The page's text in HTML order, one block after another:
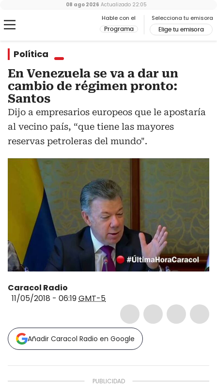
Hable con el
Programa
Selecciona tu emisora
Elige tu emisora
08 ago 2026 Actualizado 22:05
Política
En Venezuela se va a dar un
cambio de régimen pronto:
Santos
Dijo a empresarios europeos que le apostaría
al vecino país, “que tiene las mayores
reservas petroleras del mundo".
Caracol Radio
11/05/2018 - 06:19GMT-5
Añadir Caracol Radio en Google